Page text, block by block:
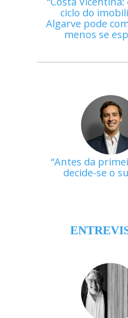
ciclo do
Algarve pode
menos se
Antes da
decide-se o